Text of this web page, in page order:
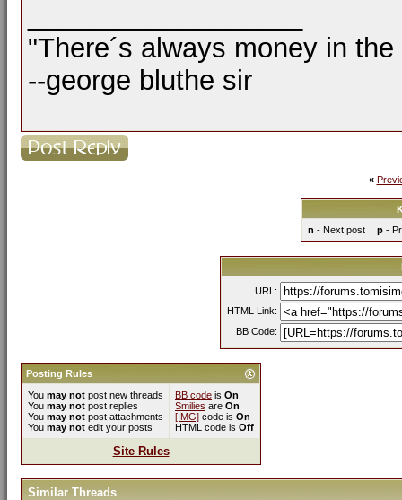
"There´s always money in
--george bluthe sir
«
n - Next post p-
URL:
HTML Link:
BB Code:
Posting Rules
You may not post new threads
You may not post replies
You may not post attachments
You may not edit your posts
BB code is On
Smilies are On
[IMG] code is On
HTML code is Off
Site Rules
Similar Threads